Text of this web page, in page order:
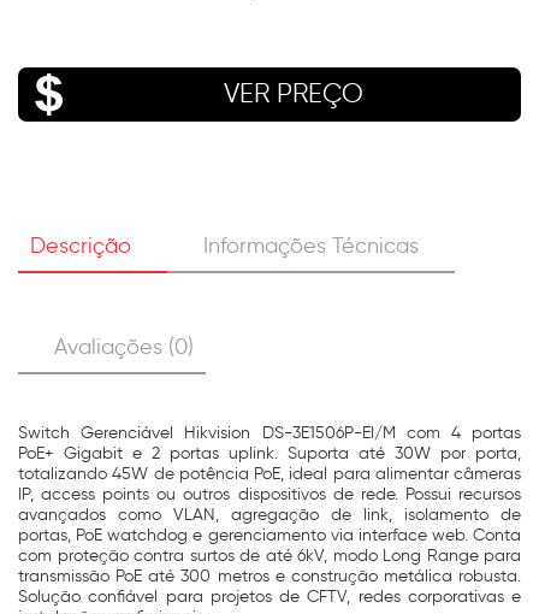
VER PREÇO
Descrição Informações Técnicas
Avaliações (0)
Switch Gerenciável Hikvision DS-3E1506P-EI/M com 4 portas
PoE+ Gigabit e 2 portas uplink. Suporta até 30W por porta,
totalizando 45W de potência PoE, ideal para alimentar câmeras
IP, access points ou outros dispositivos de rede. Possui recursos
avançados como VLAN, agregação de link, isolamento de
portas, PoE watchdog e gerenciamento via interface web. Conta
com proteção contra surtos de até 6kV, modo Long Range para
transmissão PoE até 300 metros e construção metálica robusta.
Solução confiável para projetos de CFTV, redes corporativas e